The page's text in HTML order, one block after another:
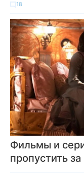
18
Фильмы и
пропустить